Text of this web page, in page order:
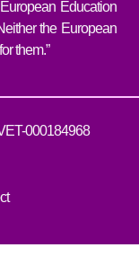
Education
the European
them.”
000184968